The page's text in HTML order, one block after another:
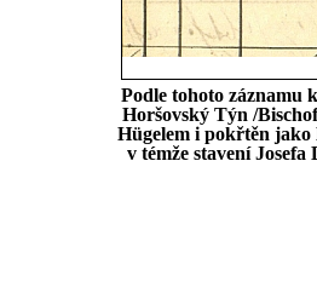
Podle tohoto záznamu
Horšovský Týn /
Hügelem i pokřtěn jako
v témže stavení